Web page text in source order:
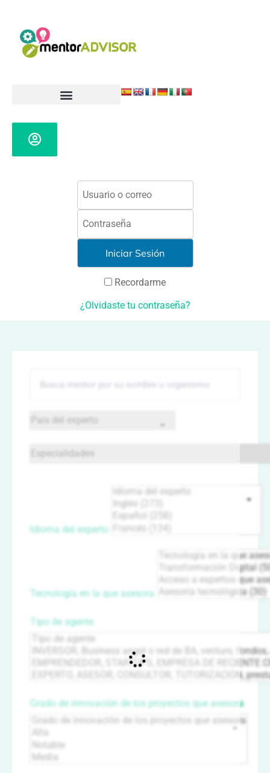
Recordarme
¿Olvidaste tu contraseña?
Idioma del experto
Tecnología en la que asesora
Tipo de agente
Grado de innovación de los proyectos que asesora